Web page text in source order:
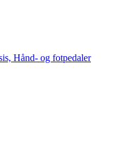
Hånd- og fotpedaler